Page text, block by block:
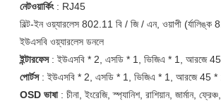
নেটওয়ার্কিং: RJ45
বিল্ট-ইন ওয়্যারলেস 802.11 বি / জি / এন, ওয়াপী (র্যালিঙ্ক
ইউএসবি ওয়্যারলেস ডনলে
ইন্টারফেস: ইউএসবি * 2, এসডি * 1, ভিজিএ * 1, আরজে
পোর্টস: ইউএসবি * 2, এসডি * 1, ভিজিএ * 1, আরজে 45 *
OSD ভাষা: চীনা, ইংরেজি, স্প্যানিশ, রাশিয়ান, জার্মান,